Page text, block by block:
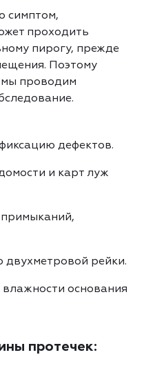
симптом,
проходить
пирогу, прежде
Поэтому
мы проводим
дефектов.
и карт луж
рейки.
основания
протечек: